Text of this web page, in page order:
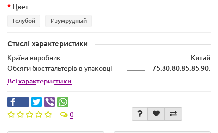
Цвет
Голубой Изумрудный
Стислі характеристики
Країна виробник
Китай
Обсяги бюстгальтерів в упаковці
75.80.80.85.85.90.
Всі характеристики
0